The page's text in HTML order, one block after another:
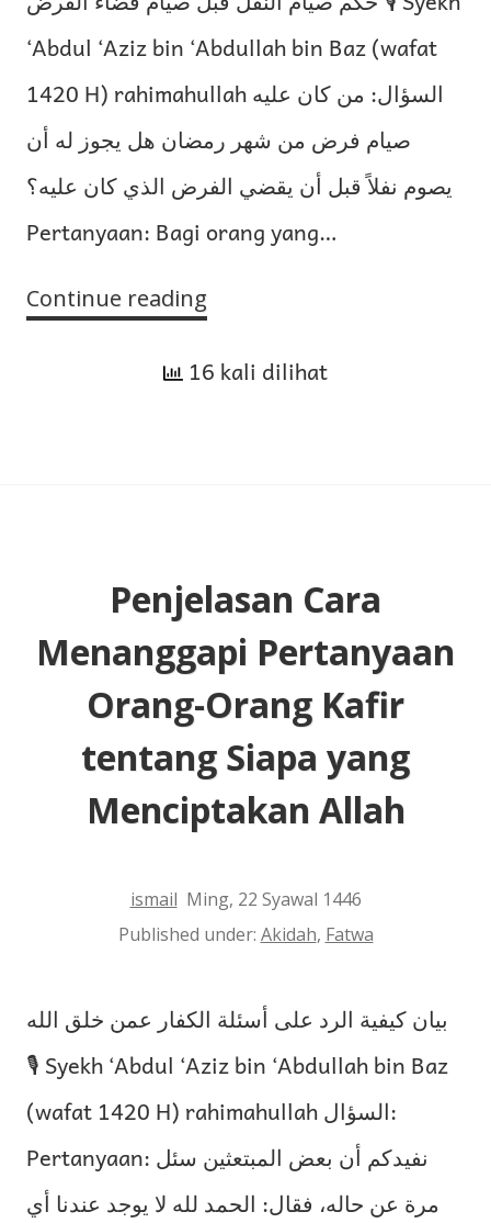
‘Abdul ‘Aziz bin ‘Abdullah bin Baz (wafat
1420 H) rahimahullah السؤال: من كان عليه
صيام فرض من شهر رمضان هل يجوز له أن
يصوم نفلاً قبل أن يقضي الفرض الذي كان عليه؟
Pertanyaan: Bagi orang yang…
Continue reading
Sunah
16 kali dilihat
Penjelasan Cara
Menanggapi Pertanyaan
Orang-Orang Kafir
tentang Siapa yang
Menciptakan Allah
ismail Ming, 22 Syawal 1446
Published under: Akidah, Fatwa
بيان كيفية الرد على أسئلة الكفار عمن خلق الله
🎙 Syekh ‘Abdul ‘Aziz bin ‘Abdullah bin Baz
(wafat 1420 H) rahimahullah السؤال:
Pertanyaan: نفيدكم أن بعض المبتعثين سئل
مرة عن حاله، فقال: الحمد لله لا يوجد عندنا أي